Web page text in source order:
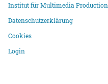
Institut für Multimedia Production
Datenschutzerklärung
Cookies
Login